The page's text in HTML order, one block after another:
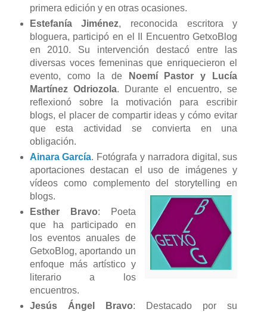
primera edición y en otras ocasiones.
Estefanía Jiménez, reconocida escritora y
bloguera, participó en el II Encuentro GetxoBlog
en 2010. Su intervención destacó entre las
diversas voces femeninas que enriquecieron el
evento, como la de
Noemí Pastor y Lucía
Martínez Odriozola. Durante el encuentro, se
reflexionó sobre la motivación para escribir
blogs, el placer de compartir ideas y cómo evitar
que esta actividad se convierta en una
obligación.
Ainara García. Fotógrafa y narradora digital, sus
aportaciones destacan el uso de imágenes y
vídeos como complemento del storytelling en
blogs.
Esther Bravo: Poeta
que ha participado en
los eventos anuales de
GetxoBlog, aportando un
enfoque más artístico y
literario a los
encuentros.
Jesús Ángel Bravo: Destacado por su